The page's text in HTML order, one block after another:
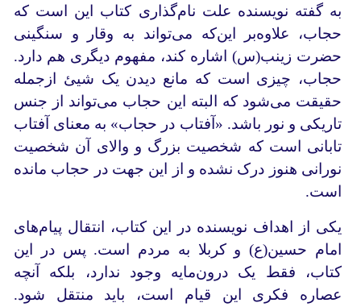
به گفته نویسنده علت نام‌گذاری کتاب این است که
حجاب، علاوه‌بر این‌که می‌تواند به وقار و سنگینی
حضرت زینب(س) اشاره کند، مفهوم دیگری هم دارد.
حجاب، چیزی است که مانع دیدن یک شیئ ازجمله
حقیقت می‌شود که البته این حجاب می‌تواند از جنس
تاریکی و نور باشد. «آفتاب در حجاب» به معنای آفتاب
تابانی است که شخصیت بزرگ و والای آن شخصیت
نورانی هنوز درک نشده و از این جهت در حجاب مانده
است.
یکی از اهداف نویسنده در این کتاب، انتقال پیام‌های
امام‌ حسین(ع) و کربلا به مردم است. پس در این
کتاب، فقط یک درون‌‌مایه وجود ندارد، بلکه آنچه
عصاره فکری این قیام است، باید منتقل شود.